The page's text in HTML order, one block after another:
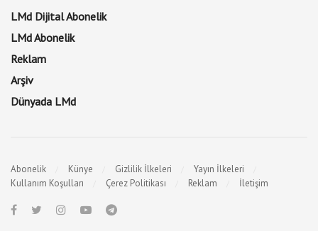
LMd Dijital Abonelik
LMd Abonelik
Reklam
Arşiv
Dünyada LMd
Abonelik Künye Gizlilik İlkeleri
Yayın İlkeleri
Kullanım Koşulları
Çerez Politikası Reklam İletişim